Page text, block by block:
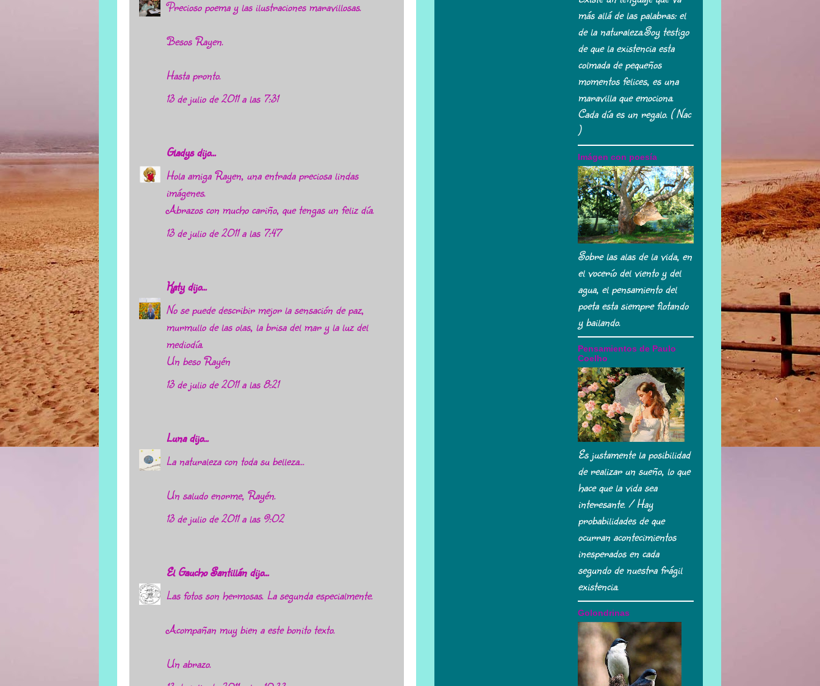
Precioso poema y las ilustraciones maravillosas.
Besos Rayen.
Hasta pronto.
13 de julio de 2011 a las 7:31
Gladysdijo...
Hola amiga Rayen, una entrada preciosa lindas
imágenes.
Abrazos con mucho cariño, que tengas un feliz día.
13 de julio de 2011 a las 7:47
Katydijo...
No se puede describir mejor la sensación de paz,
murmullo de las olas, la brisa del mar y la luz del
mediodía.
Un beso Rayén
13 de julio de 2011 a las 8:21
Lunadijo...
La naturaleza con toda su belleza...
Un saludo enorme, Rayén.
13 de julio de 2011 a las 9:02
El Gaucho Santillándijo...
Las fotos son hermosas. La segunda especialmente.
Acompañan muy bien a este bonito texto.
Un abrazo.
más allá de las palabras: el
de la naturaleza.Soy testigo
de que la existencia esta
colmada de pequeños
momentos felices, es una
maravilla que emociona.
Cada día es un regalo. ( Nac
)
Imágen con poesía
Sobre las alas de la vida, en
el vocerío del viento y del
agua, el pensamiento del
poeta esta siempre flotando
y bailando.
Pensamientos de Paulo
Coelho
Es justamente la posibilidad
de realizar un sueño, lo que
hace que la vida sea
interesante. / Hay
probabilidades de que
ocurran acontecimientos
inesperados en cada
segundo de nuestra frágil
existencia.
Golondrinas